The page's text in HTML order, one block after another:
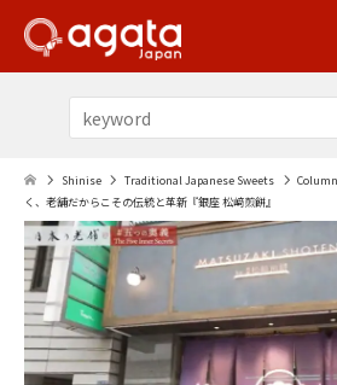
Shinise Traditional Japanese Sweets Column
く、老舗だからこその伝統と革新『銀座 松﨑煎餅』